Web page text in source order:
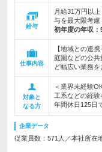
給与
月給31万円以
与を最大限考
初年度の年収：
仕事内容
【地域との連
庭園などの公
ど幅広い業務を
対象と
なる方
＜業界未経験
工系などの経
年間休日125日
企業データ
従業員数：571人／本社所在